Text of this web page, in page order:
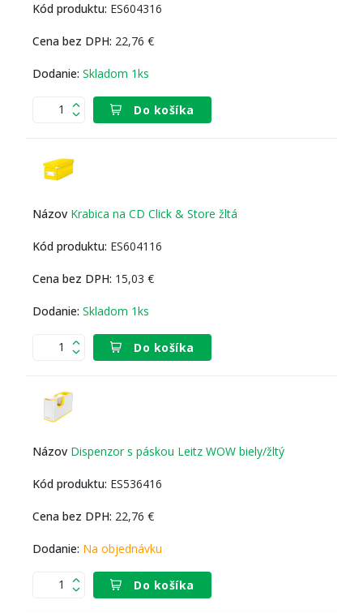
ES604316
22,76 €
Skladom 1ks
Do košíka
Krabica na CD Click & Store žltá
ES604116
15,03 €
Skladom 1ks
Do košíka
Dispenzor s páskou Leitz WOW biely/žltý
ES536416
22,76 €
Na objednávku
Do košíka